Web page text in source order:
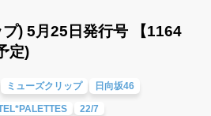
) 5月25日発行号 【1164
定)
ミューズクリップ 日向坂46
22/7